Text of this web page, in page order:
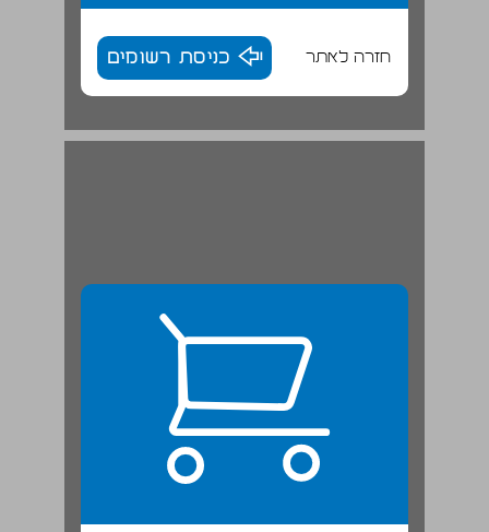
חזרה לאתר כניסת רשומים
יצחק ששון ... 22